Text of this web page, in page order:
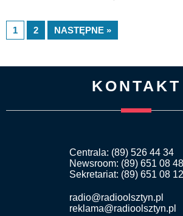
1 2 NASTĘPNE »
KONTAKT
Centrala: (89) 526 44 34
Newsroom: (89) 651 08 48
Sekretariat: (89) 651 08 12
radio@radioolsztyn.pl
reklama@radioolsztyn.pl